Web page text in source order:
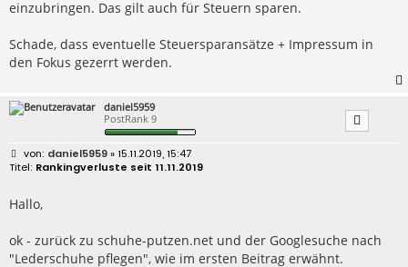
einzubringen. Das gilt auch für Steuern sparen.
Schade, dass eventuelle Steuersparansätze + Impressum in
den Fokus gezerrt werden.
daniel5959
PostRank 9
B
e
i
r
a
daniel5959» 15.11.2019, 15:47
Rankingverluste seit 11.11.2019
Hallo,
ok - zurück zu schuhe-putzen.net und der Googlesuche nach
"Lederschuhe pflegen", wie im ersten Beitrag erwähnt.